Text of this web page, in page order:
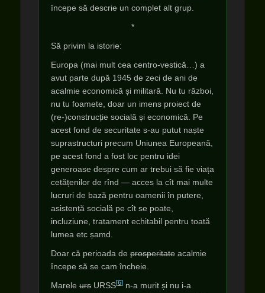
începe să descrie un complet alt grup.
*
Să privim la istorie:
Europa (mai mult cea centro-vestică…) a
avut parte după 1945 de zeci de ani de
acalmie economică și militară. Nu tu război,
nu tu foamete, doar un imens proiect de
(re-)construcție socială și economică. Pe
acest fond de securitate s-au putut naște
suprastructuri precum Uniunea Europeană,
pe acest fond a fost loc pentru idei
generoase despre cum ar trebui să fie viața
cetățenilor de rînd — acces la cît mai multe
lucruri de bază pentru oamenii în putere,
asistență socială pe cît se poate,
incluziune, tratament echitabil pentru toată
lumea etc șamd.
Doar că perioada de prosperitate acalmie
începe să se cam încheie.
Marele urs URSS[6] n-a murit și nu i-a